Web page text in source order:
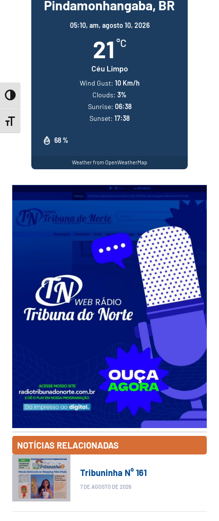
Toggle High Contrast
Toggle Font size
Pindamonhangaba, BR
05:10, am, agosto 10, 2026
21 °C
Céu Limpo
68 %
Wind Gust: 10 Km/h
Clouds: 3%
Sunrise: 06:38
Sunset: 17:38
Weather from OpenWeatherMap
NOTÍCIAS RELACIONADAS
Tribuninha N° 161
7 DE AGOSTO DE 2026